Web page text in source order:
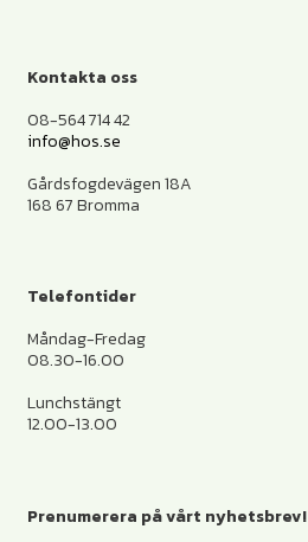
Kontakta oss
08-564 714 42
info@hos.se
Gårdsfogdevägen 18A
168 67 Bromma
Telefontider
Måndag-Fredag
08.30-16.00
Lunchstängt
12.00-13.00
Prenumerera på vårt nyhetsbrev!